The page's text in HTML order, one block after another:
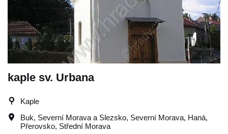
kaple sv. Urbana
Kaple
Buk, Severní Morava a Slezsko, Severní Morava, Haná,
Přerovsko, Střední Morava